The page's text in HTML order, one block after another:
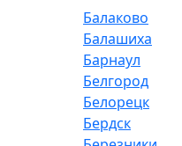
Балаково
Балашиха
Барнаул
Белгород
Белорецк
Бердск